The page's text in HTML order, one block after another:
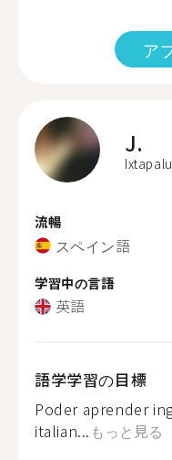
ア
J.
流暢
スペイン語
学習中の言語
英語
語学学習の目標
Poder aprender
italian... もっと見る